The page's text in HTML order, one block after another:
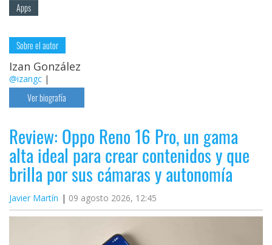
Apps
Sobre el autor
Izan González
@izangc |
Ver biografía
Review: Oppo Reno 16 Pro, un gama
alta ideal para crear contenidos y que
brilla por sus cámaras y autonomía
Javier Martín 09 agosto 2026, 12:45